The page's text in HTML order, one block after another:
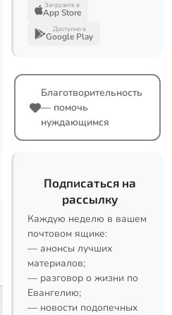
Загрузите в
App Store
Доступно в
Google Play
Благотворительность
— помочь
нуждающимся
Подписаться на
рассылку
Каждую неделю в вашем
почтовом ящике:
— анонсы лучших
материалов;
— разговор о жизни по
Евангелию;
— новости подопечных